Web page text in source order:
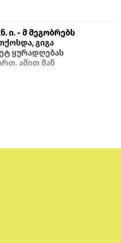
ი. - მ მეგობრებს
გიგა
ყურადღებას
ამით მან